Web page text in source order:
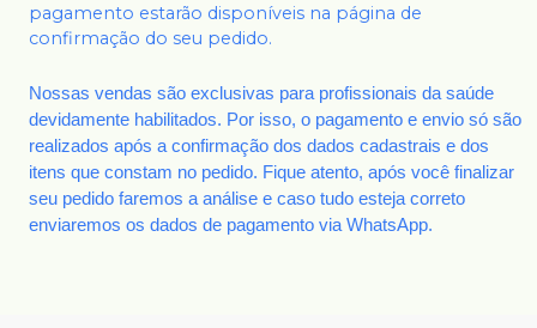
pagamento estarão disponíveis na página de
confirmação do seu pedido.
Nossas vendas são exclusivas para profissionais da saúde
devidamente habilitados. Por isso, o pagamento e envio só são
realizados após a confirmação dos dados cadastrais e dos
itens que constam no pedido. Fique atento, após você finalizar
seu pedido faremos a análise e caso tudo esteja correto
enviaremos os dados de pagamento via WhatsApp.